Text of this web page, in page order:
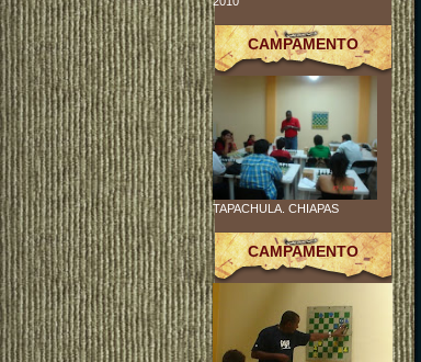
CAMPAMENTO
TAPACHULA. CHIAPAS
CAMPAMENTO